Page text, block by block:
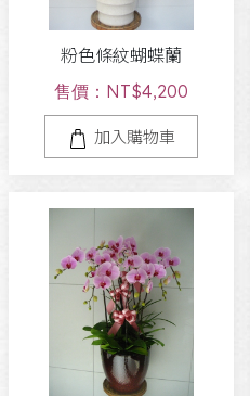
粉色條紋蝴蝶蘭
售價：NT$4,200
加入購物車